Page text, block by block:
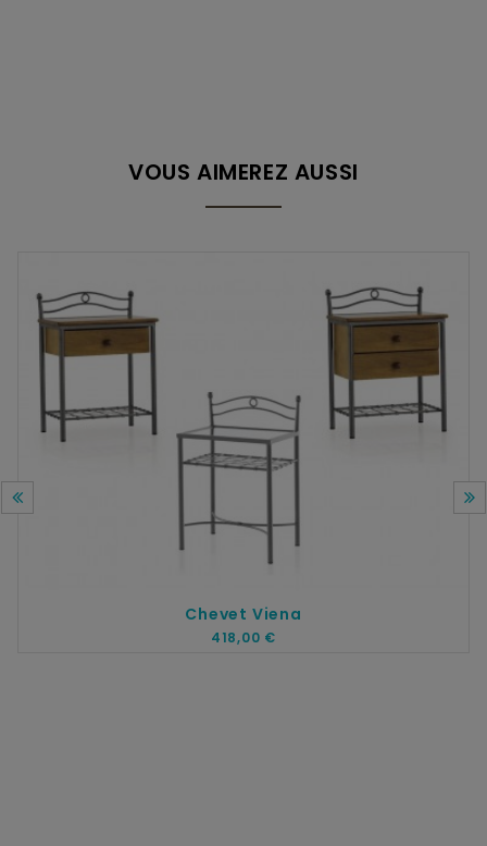
VOUS AIMEREZ AUSSI
Chevet Viena
418,00 €